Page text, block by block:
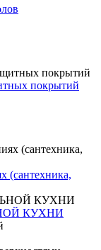
покрытий
(сантехника,
КУХНИ